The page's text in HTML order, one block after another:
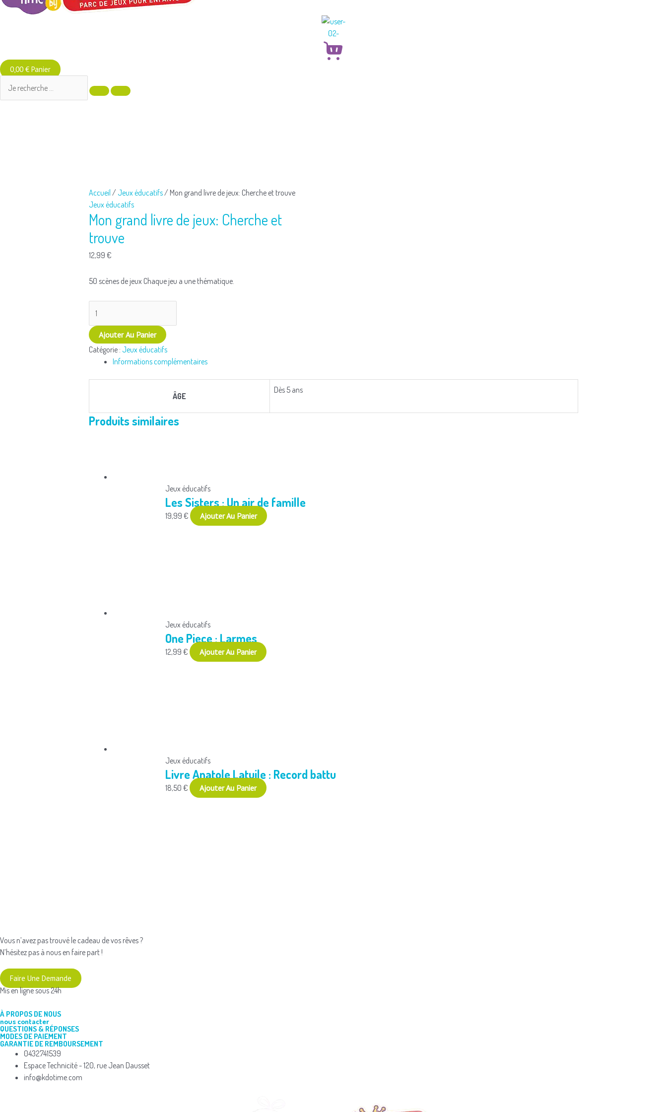
0,00 € Panier
Accueil / Jeux éducatifs/ Mon grand livre de jeux: Cherche et trouve
Jeux éducatifs
Mon grand livre de jeux: Cherche et
trouve
12,99 €
50 scènes de jeux Chaque jeu a une thématique.
de
jeux:
Cherche
et
trouve
Ajouter Au Panier
Catégorie : Jeux éducatifs
Informations complémentaires
ÂGE
Dès 5 ans
Produits similaires
Jeux éducatifs
Les Sisters : Un air de famille
19,99€ Ajouter Au Panier
Jeux éducatifs
One Piece : Larmes
12,99€ Ajouter Au Panier
Jeux éducatifs
Livre Anatole Latuile : Record battu
18,50€ Ajouter Au Panier
Vous n’avez pas trouvé le cadeau de vos rêves ?
N’hésitez pas à nous en faire part !
Faire Une Demande
Mis en ligne sous 24h
À PROPOS DE NOUS
nous contacter
QUESTIONS & RÉPONSES
MODES DE PAIEMENT
GARANTIE DE REMBOURSEMENT
0432741539
Espace Technicité - 120, rue Jean Dausset
info@kdotime.com